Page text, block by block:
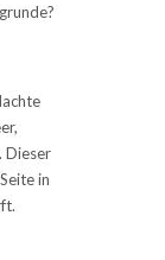
Dieser
in